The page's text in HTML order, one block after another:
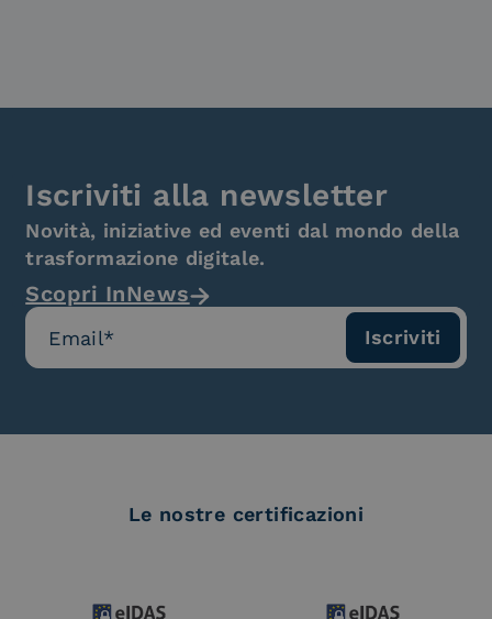
Iscriviti alla newsletter
Novità, iniziative ed eventi dal mondo della
trasformazione digitale.
Scopri InNews
Le nostre certificazioni